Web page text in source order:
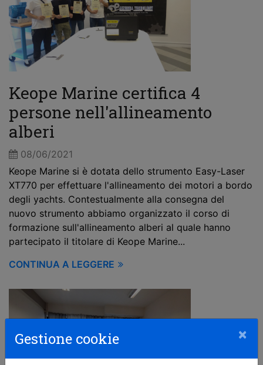
Keope Marine certifica 4
persone nell'allineamento
alberi
08/06/2021
Keope Marine si è dotata dello strumento Easy-Laser
XT770 per effettuare l'allineamento dei motori a bordo
degli yachts. Contestualmente alla consegna del
nuovo strumento abbiamo organizzato il corso di
formazione sull'allineamento alberi al quale hanno
partecipato il titolare di Keope Marine...
CONTINUA A LEGGERE
Gestione cookie ×